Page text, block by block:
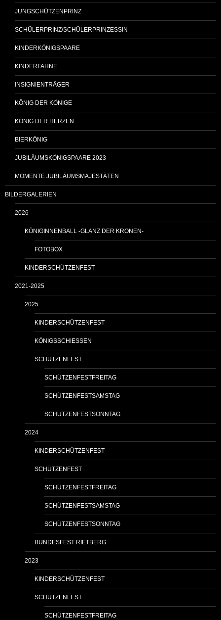
JUNGSCHÜTZENPRINZ
SCHÜLERPRINZ/SCHÜLERPRINZESSIN
KINDERKÖNIGSPAARE
KINDERFAHNE
INSIGNIENTRÄGER
KÖNIG DER KÖNIGE
KÖNIG DER HERZEN
BIERKÖNIG
JUBILÄUMSKÖNIGSPAARE 2023
MOMENTE JUBILÄUMSMAJESTÄTEN
BILDERGALERIEN
2026
KÖNIGINNENBALL -GLANZ DER KRONEN-
FOTOBOX
KINDERSCHÜTZENFEST
2021-2025
2025
KINDERSCHÜTZENFEST
KÖNIGSSCHIESSEN
SCHÜTZENFEST
SCHÜTZENFESTFREITAG
SCHÜTZENFESTSAMSTAG
SCHÜTZENFESTSONNTAG
2024
KINDERSCHÜTZENFEST
SCHÜTZENFEST
SCHÜTZENFESTFREITAG
SCHÜTZENFESTSAMSTAG
SCHÜTZENFESTSONNTAG
BUNDESFEST RIETBERG
2023
KINDERSCHÜTZENFEST
SCHÜTZENFEST
SCHÜTZENFESTFREITAG